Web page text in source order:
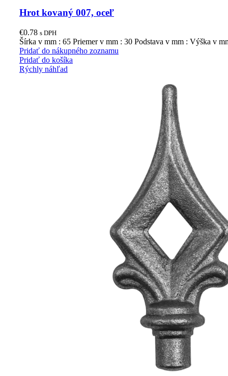
Hrot kovaný 007, oceľ
€0.78 s DPH
Šírka v mm : 65 Priemer v mm : 30 Podstava v mm : Výška v
Pridať do nákupného zoznamu
Pridať do košíka
Rýchly náhľad